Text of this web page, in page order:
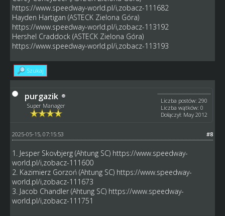
https://www.speedway-world.pl/i,zobacz-111682
Hayden Hartigan (ASTECK Zielona Góra)
https://www.speedway-world.pl/i,zobacz-113192
Hershel Craddock (ASTECK Zielona Góra)
https://www.speedway-world.pl/i,zobacz-113193
Szukaj
purgazik
Super Manager
Liczba postów: 290
Liczba wątków: 0
Dołączył: May 2012
#8
2025-05-15, 07:15:53
1. Jesper Skovbjerg (Ahtung SC) https://www.speedway-
world.pl/i,zobacz-111600
2. Kazimierz Gorzoń (Ahtung SC) https://www.speedway-
world.pl/i,zobacz-111673
3. Jacob Chandler (Ahtung SC) https://www.speedway-
world.pl/i,zobacz-111751